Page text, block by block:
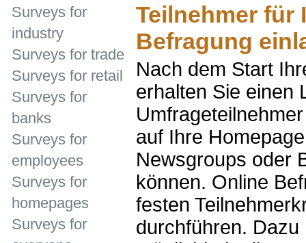
Teilnehmer für
Befragung
Nach dem Start
erhalten Sie einen
auf Ihre
Newsgroups oder
können. Online
festen
durchführen. Dazu
Surveys for
industry
Surveys for trade
Surveys for retail
Surveys for
banks
Surveys for
employees
Surveys for
homepages
Surveys for